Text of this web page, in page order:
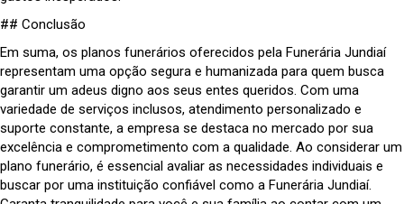
## Conclusão
Em suma, os planos funerários oferecidos pela Funerária Jundiaí
representam uma opção segura e humanizada para quem busca
garantir um adeus digno aos seus entes queridos. Com uma
variedade de serviços inclusos, atendimento personalizado e
suporte constante, a empresa se destaca no mercado por sua
excelência e comprometimento com a qualidade. Ao considerar um
plano funerário, é essencial avaliar as necessidades individuais e
buscar por uma instituição confiável como a Funerária Jundiaí.